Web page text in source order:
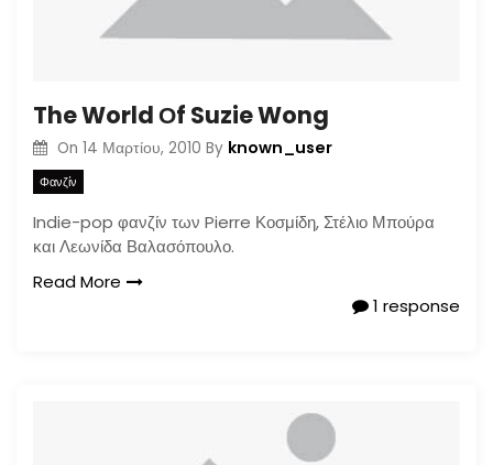
The World Οf Suzie Wong
On 14 Μαρτίου, 2010 By known_user
Φανζίν
Indie-pop φανζίν των Pierre Κοσμίδη, Στέλιο Μπούρα
και Λεωνίδα Βαλασόπουλο.
Read More
1 response